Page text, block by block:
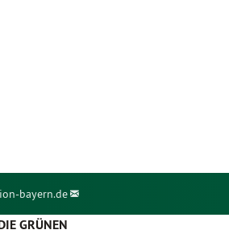
bayern.de
GRÜNEN